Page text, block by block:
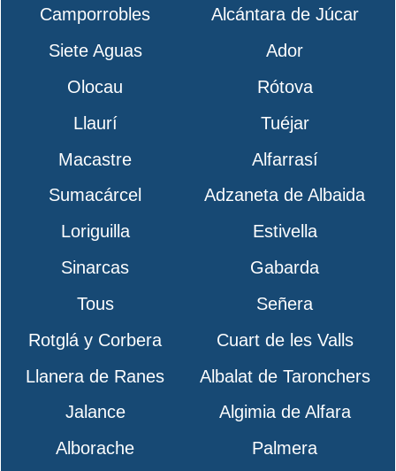
Camporrobles
Alcántara de Júcar
Siete Aguas
Ador
Olocau
Rótova
Llaurí
Tuéjar
Macastre
Alfarrasí
Sumacárcel
Adzaneta de Albaida
Loriguilla
Estivella
Sinarcas
Gabarda
Tous
Señera
Rotglá y Corbera
Cuart de les Valls
Llanera de Ranes
Albalat de Taronchers
Jalance
Algimia de Alfara
Alborache
Palmera